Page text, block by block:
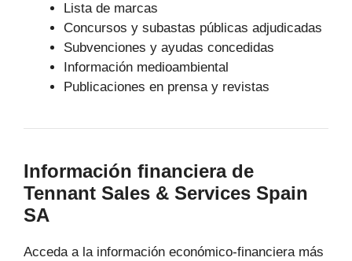
Lista de marcas
Concursos y subastas públicas adjudicadas
Subvenciones y ayudas concedidas
Información medioambiental
Publicaciones en prensa y revistas
Información financiera de
Tennant Sales & Services Spain
SA
Acceda a la información económico-financiera más